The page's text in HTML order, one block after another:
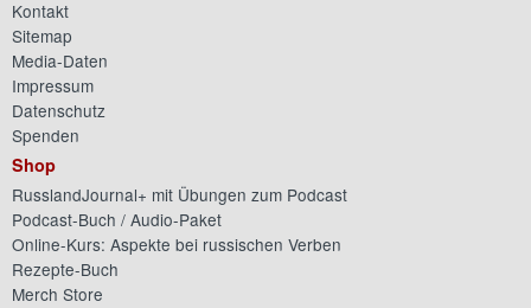
Kontakt
Sitemap
Media-Daten
Impressum
Datenschutz
Spenden
Shop
RusslandJournal+ mit Übungen zum Podcast
Podcast-Buch / Audio-Paket
Online-Kurs: Aspekte bei russischen Verben
Rezepte-Buch
Merch Store